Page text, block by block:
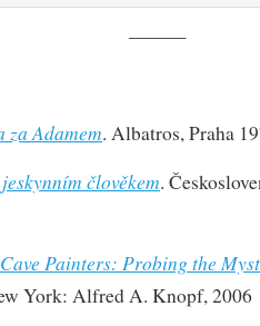
———
za Adamem. Albatros, Praha
člověkem.
Painters: Probing the
York: Alfred A. Knopf, 2006